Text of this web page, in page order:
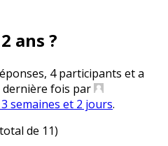
ans ?
4 participants et a
fois par
semaines et 2 jours.
de 11)